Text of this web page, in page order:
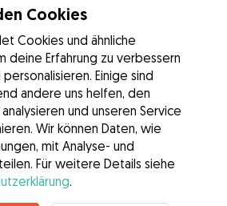
Cookies
Cookies und ähnliche
deine Erfahrung zu verbessern
Einige sind
andere uns helfen, den
und unseren Service
Wir können Daten, wie
mit Analyse- und
Für weitere Details siehe
.